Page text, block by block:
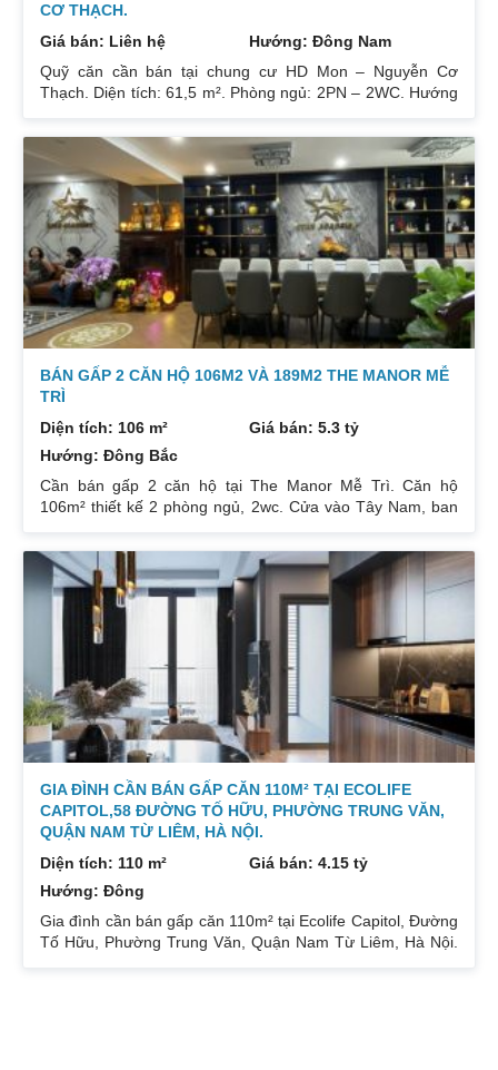
CƠ THẠCH.
Giá bán: Liên hệ
Hướng: Đông Nam
Quỹ căn cần bán tại chung cư HD Mon – Nguyễn Cơ
Thạch. Diện tích: 61,5 m². Phòng ngủ: 2PN – 2WC. Hướng
Giá: 3 tỷ. Diện tích: 67 m². Phòng ngủ: 2PN 2WC. Hướng
ban công: Đông Nam. Nội thất: Nhà full đồ đẹp, Có sổ. Giá:
3 tỷ 250. Diện tích: 86 m². Phòng ngủ: 2PN 2WC. Hướng
ban công: Tây tứ trạch. Nội thất: Nhà full đồ. Có sổ. Giá: 4
tỷ.
BÁN GẤP 2 CĂN HỘ 106M2 VÀ 189M2 THE MANOR MỄ
TRÌ
Diện tích: 106 m²
Giá bán: 5.3 tỷ
Hướng: Đông Bắc
Cần bán gấp 2 căn hộ tại The Manor Mễ Trì. Căn hộ
106m² thiết kế 2 phòng ngủ, 2wc. Cửa vào Tây Nam, ban
189m² thiết kế 3 phòng ngủ, 2wc, 2 gác xép. Nhà đang ở.
Giá bán 7,4 tỷ. Cả 2 căn chủ nhà đều để lại toàn bộ nội
thất. Xem nhà liên hệ: 0832133366
GIA ĐÌNH CẦN BÁN GẤP CĂN 110M² TẠI ECOLIFE
CAPITOL,58 ĐƯỜNG TỐ HỮU, PHƯỜNG TRUNG VĂN,
QUẬN NAM TỪ LIÊM, HÀ NỘI.
Diện tích: 110 m²
Giá bán: 4.15 tỷ
Hướng: Đông
Gia đình cần bán gấp căn 110m² tại Ecolife Capitol, Đường
Tố Hữu, Phường Trung Văn, Quận Nam Từ Liêm, Hà Nội.